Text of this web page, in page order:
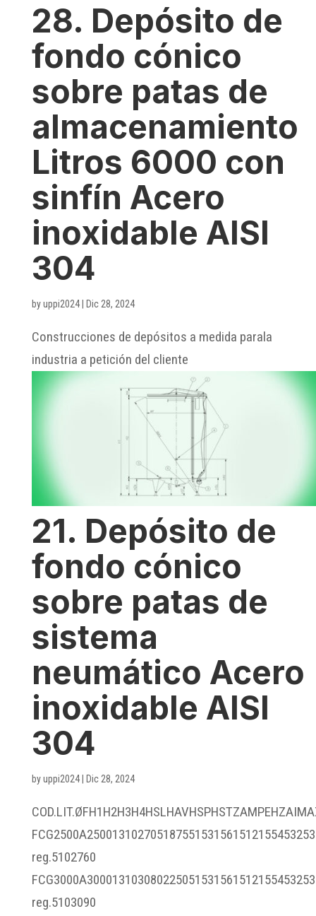
28. Depósito de
fondo cónico
sobre patas de
almacenamiento
Litros 6000 con
sinfín Acero
inoxidable AISI
304
byuppi2024| Dic 28, 2024
Construcciones de depósitos a medida parala
industria a petición del cliente
21. Depósito de
fondo cónico
sobre patas de
sistema
neumático Acero
inoxidable AISI
304
byuppi2024| Dic 28, 2024
FCG2500A250013102705187551531561512155453253
reg.5102760
FCG3000A300013103080225051531561512155453253
reg.5103090